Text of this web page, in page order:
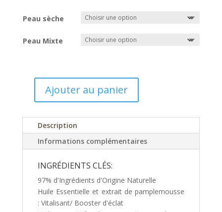
Peau sèche
Peau Mixte
quantité
Crème
pamplemousse
Ajouter au panier
Description
Informations complémentaires
INGRÉDIENTS CLÉS:
97% d'Ingrédients d'Origine Naturelle
Huile Essentielle et extrait de pamplemousse
: Vitalisant/ Booster d'éclat